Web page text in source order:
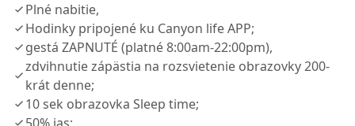
Plné nabitie,
Hodinky pripojené ku Canyon life APP;
gestá ZAPNUTÉ (platné 8:00am-22:00pm),
zdvihnutie zápästia na rozsvietenie obrazovky 200-
krát denne;
10 sek obrazovka Sleep time;